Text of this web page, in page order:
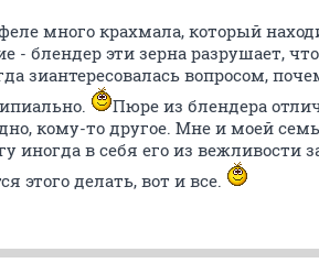
много крахмала, который
- блендер эти зерна разрушает,
зиантересовалась вопросом,
Пюре из блендера
кому-то другое. Мне и моей
иногда в себя его из вежливости
этого делать, вот и все.